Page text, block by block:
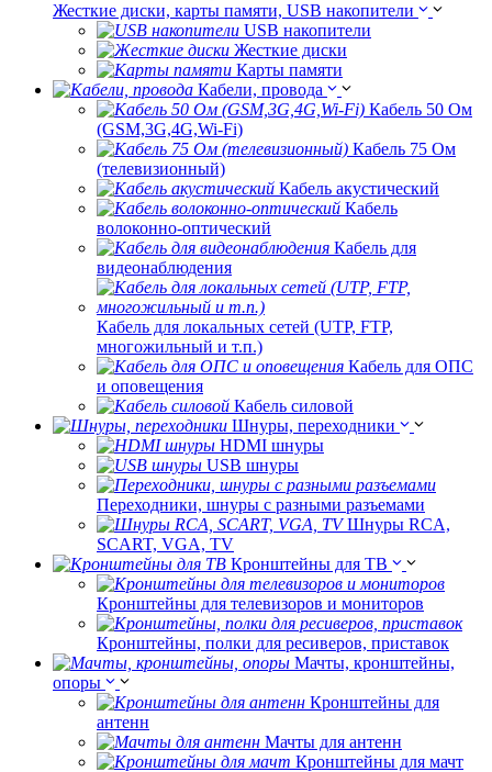
Жесткие диски, карты памяти, USB накопители
USB накопители
Жесткие диски
Карты памяти
Кабели, провода
Кабель 50 Ом
(GSM,3G,4G,Wi-Fi)
Кабель 75 Ом
(телевизионный)
Кабель акустический
Кабель
волоконно-оптический
Кабель для
видеонаблюдения
Кабель для локальных сетей (UTP, FTP,
многожильный и т.п.)
Кабель для ОПС
и оповещения
Кабель силовой
Шнуры, переходники
HDMI шнуры
USB шнуры
Переходники, шнуры с разными разъемами
Шнуры RCA,
SCART, VGA, TV
Кронштейны для ТВ
Кронштейны для телевизоров и мониторов
Кронштейны, полки для ресиверов, приставок
Мачты, кронштейны,
опоры
Кронштейны для
антенн
Мачты для антенн
Кронштейны для мачт